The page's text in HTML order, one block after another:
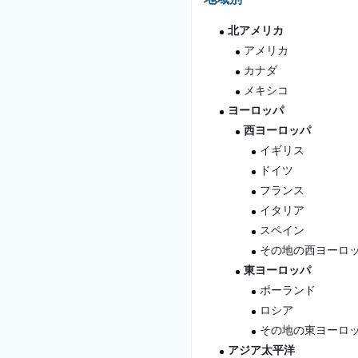
北アメリカ
アメリカ
カナダ
メキシコ
ヨーロッパ
西ヨーロッパ
イギリス
ドイツ
フランス
イタリア
スペイン
その地の西ヨーロ
東ヨーロッパ
ポーランド
ロシア
その地の東ヨーロ
アジア太平洋